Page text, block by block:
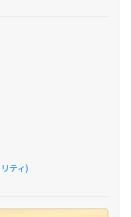
ティ)